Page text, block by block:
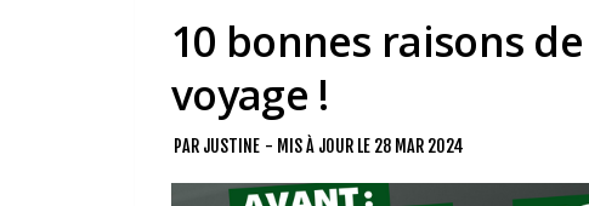
10 bonnes raisons
voyage !
PAR JUSTINE - MIS À JOUR LE 28 MAR 2024